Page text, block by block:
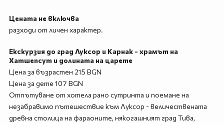
Цената не включва
разходи от личен характер.
Екскурзия до град Луксор и Карнак - храмът на
Хатшепсут и долината на царете
Цена за възрастен 215 BGN
Цена за дете 107 BGN
Отпътуване от хотела рано сутринта и поемане на
незабравимо пътешествие към Луксор - величествената
древна столица на фараоните, някогашният град Тива,